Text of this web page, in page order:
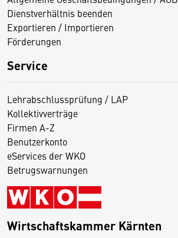
Dienstverhältnis beenden
Exportieren / Importieren
Förderungen
Service
Lehrabschlussprüfung / LAP
Kollektivverträge
Firmen A-Z
Benutzerkonto
eServices der WKO
Betrugswarnungen
Wirtschaftskammer Kärnten